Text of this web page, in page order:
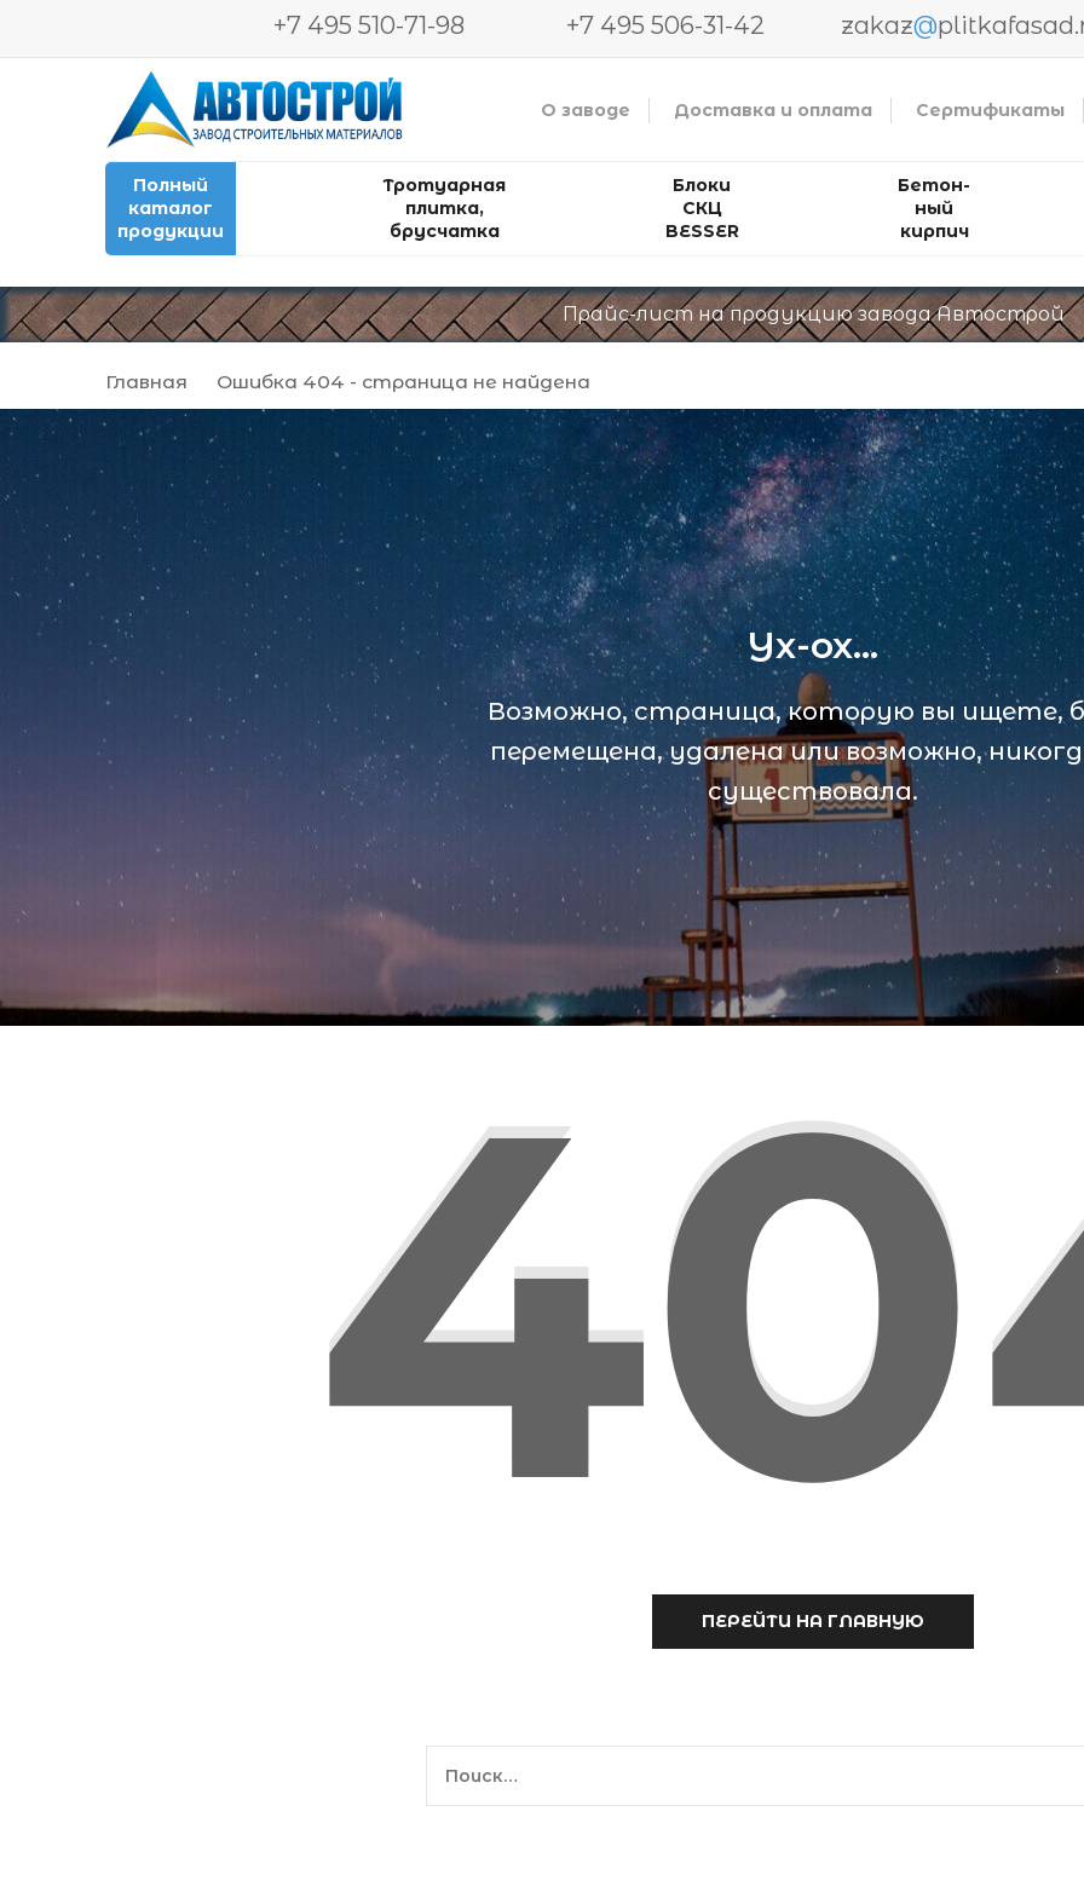
+7 495 510-71-98 +7 495 506-31-42 zakaz@
Автострой. Завод строительных материалов
Производство и продажа тротуарной плитки, блоков BESSER, кирпича
О заводе Доставка и оплата Сертификаты
Полный
каталог
продукции
Тротуарная
плитка,
брусчатка
Блоки
СКЦ
BESSER
Бетон-
ный
кирпич
Прайс-лист на продукцию завода Автострой
Главная Ошибка 404 - страница не найдена
Ух-ох...
Возможно, страница, которую вы ищете,
перемещена, удалена или возможно,
существовала.
ПЕРЕЙТИ НА ГЛАВНУЮ
Найти: